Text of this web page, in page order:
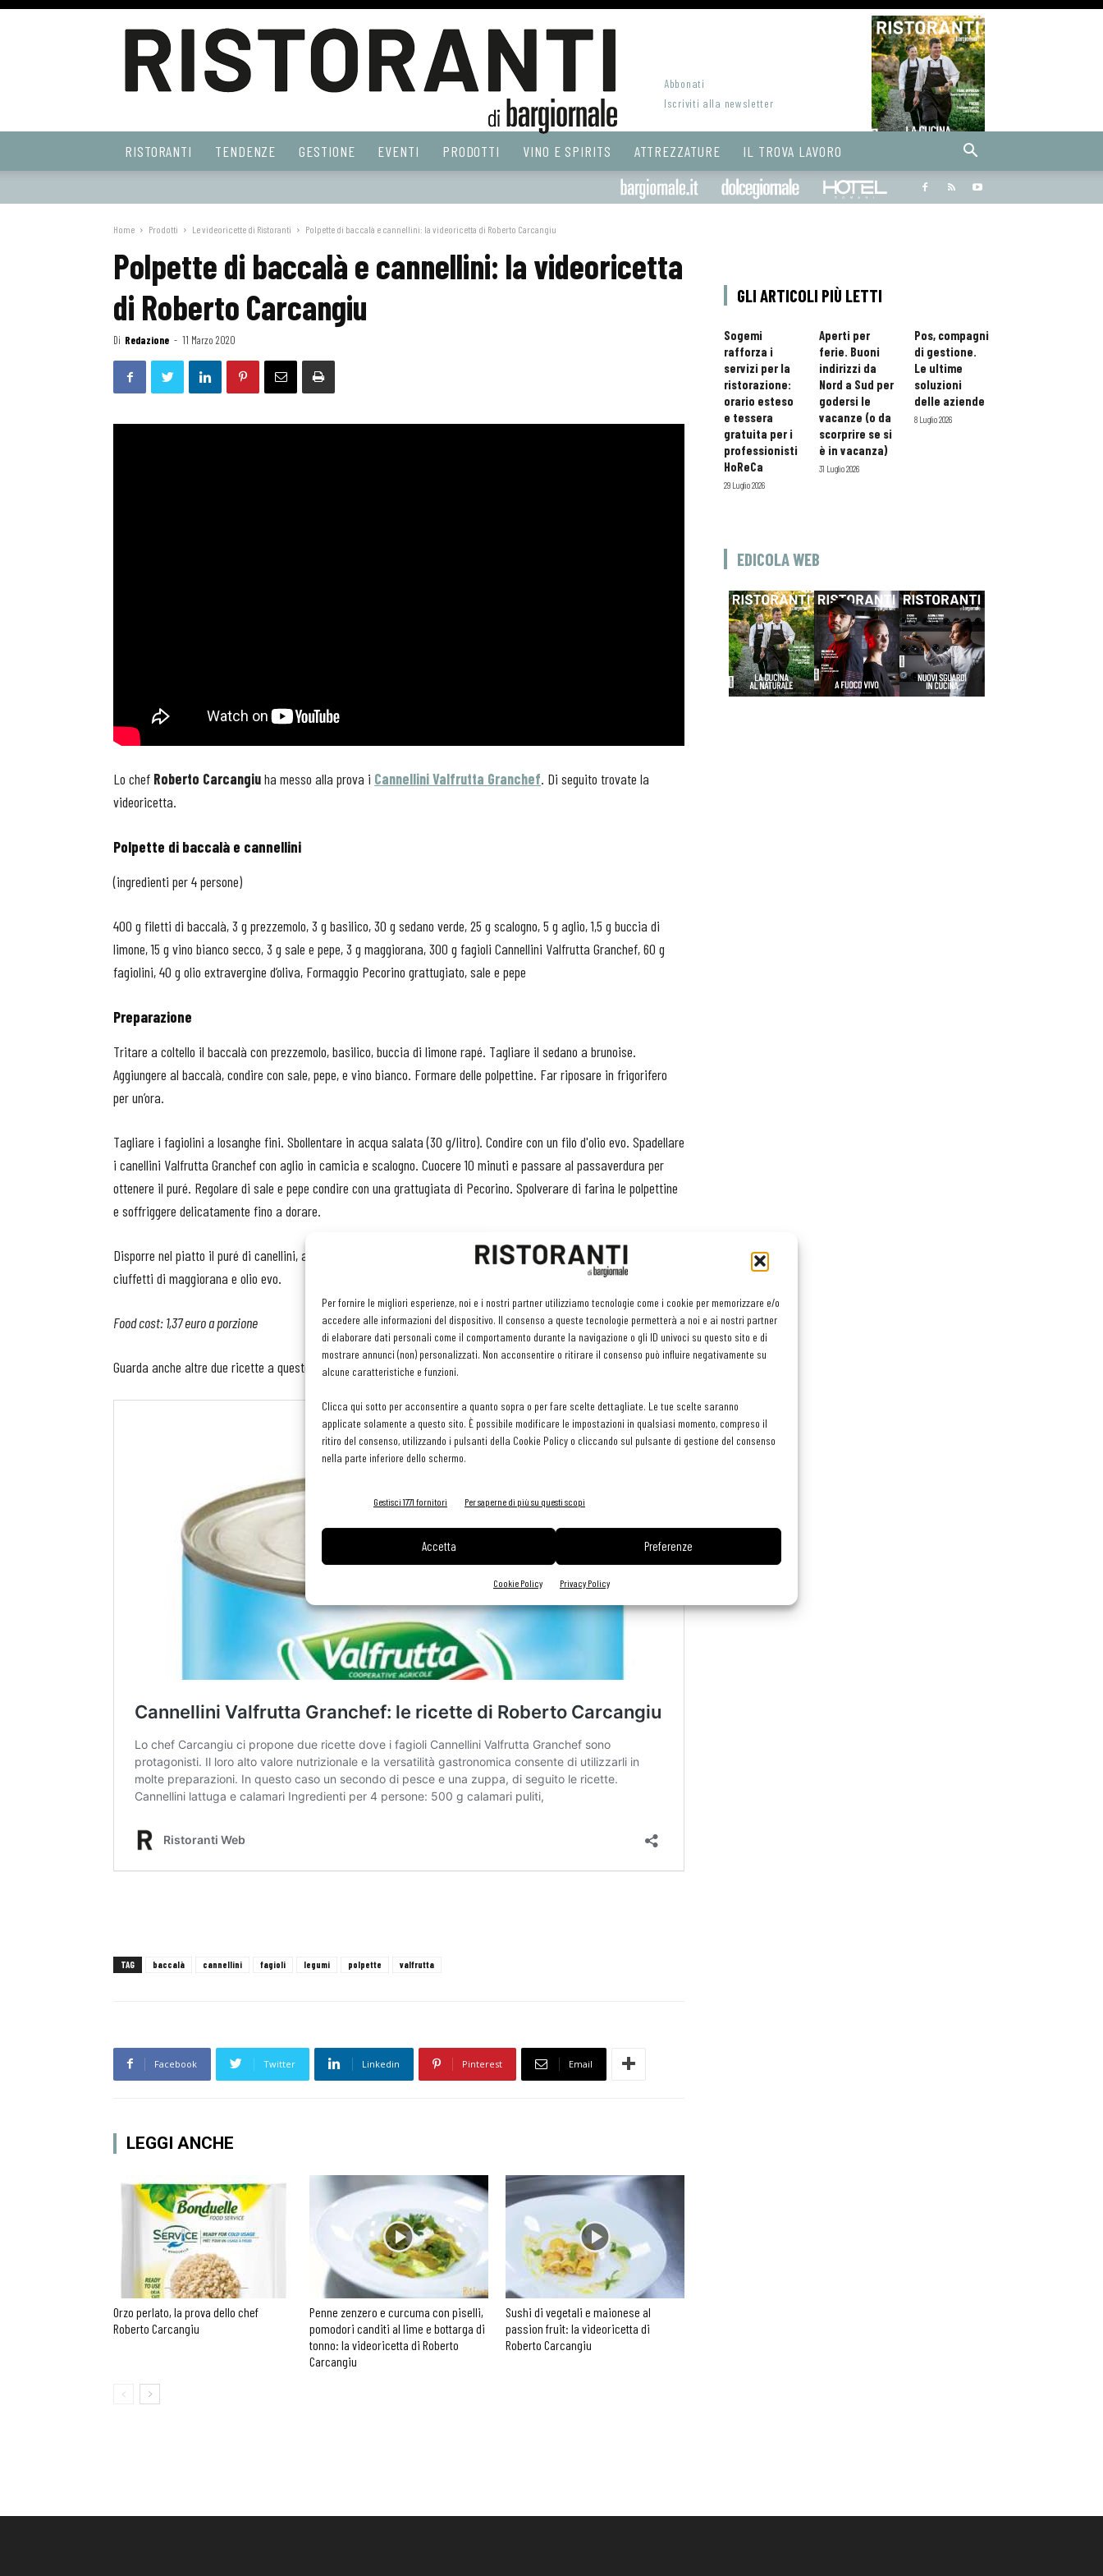
Per fornire le migliori esperienze, noi e i nostri partner utilizziamo tecnologie come i cookie per memorizzare e/o
accedere alle informazioni del dispositivo. Il consenso a queste tecnologie permetterà a noi e ai nostri partner
di elaborare dati personali come il comportamento durante la navigazione o gli ID univoci su questo sito e di
mostrare annunci (non) personalizzati. Non acconsentire o ritirare il consenso può influire negativamente su
alcune caratteristiche e funzioni.
Clicca qui sotto per acconsentire a quanto sopra o per fare scelte dettagliate. Le tue scelte saranno
applicate solamente a questo sito. È possibile modificare le impostazioni in qualsiasi momento, compreso il
ritiro del consenso, utilizzando i pulsanti della Cookie Policy o cliccando sul pulsante di gestione del consenso
nella parte inferiore dello schermo.
Gestisci 1771 fornitori Per saperne di più su questi scopi
Accetta Preferenze
Cookie Policy Privacy Policy
Web
Abbonati
Iscriviti alla newsletter
RISTORANTI TENDENZE GESTIONE EVENTI PRODOTTI VINO E SPIRITS ATTREZZATURE IL TROVA LAVORO
Bargiornale dolcegiornale
Home Prodotti Le videoricette di Ristoranti Polpette di baccalà e cannellini: la videoricetta di Roberto Carcangiu
Polpette di baccalà e cannellini: la videoricetta
di Roberto Carcangiu
Di Redazione - 11 Marzo 2020
Lo chef Roberto Carcangiuha messo alla prova i Cannellini Valfrutta Granchef. Di seguito trovate la
videoricetta.
Polpette di baccalà e cannellini
(ingredienti per 4 persone)
400 g filetti di baccalà, 3 g prezzemolo, 3 g basilico, 30 g sedano verde, 25 g scalogno, 5 g aglio, 1,5 g buccia di
limone, 15 g vino bianco secco, 3 g sale e pepe, 3 g maggiorana, 300 g fagioli Cannellini Valfrutta Granchef, 60 g
fagiolini, 40 g olio extravergine d’oliva, Formaggio Pecorino grattugiato, sale e pepe
Preparazione
Tritare a coltello il baccalà con prezzemolo, basilico, buccia di limone rapé. Tagliare il sedano a brunoise.
Aggiungere al baccalà, condire con sale, pepe, e vino bianco. Formare delle polpettine. Far riposare in frigorifero
per un’ora.
Tagliare i fagiolini a losanghe fini. Sbollentare in acqua salata (30 g/litro). Condire con un filo d'olio evo. Spadellare
i canellini Valfrutta Granchef con aglio in camicia e scalogno. Cuocere 10 minuti e passare al passaverdura per
ottenere il puré. Regolare di sale e pepe condire con una grattugiata di Pecorino. Spolverare di farina le polpettine
e soffriggere delicatamente fino a dorare.
Disporre nel piatto il puré di canellini, aggiungere i fagiolini e le polpettine di baccalà, completare il piatto con
ciuffetti di maggiorana e olio evo.
Food cost: 1,37 euro a porzione
Guarda anche altre due ricette a questo link:
TAG baccalà cannellini fagioli legumi polpette valfrutta
Facebook Twitter Linkedin Pinterest Email
LEGGI ANCHE
Orzo perlato, la prova dello chef
Roberto Carcangiu
Penne zenzero e curcuma con piselli,
pomodori canditi al lime e bottarga di
tonno: la videoricetta di Roberto
Carcangiu
Sushi di vegetali e maionese al
passion fruit: la videoricetta di
Roberto Carcangiu
GLI ARTICOLI PIÙ LETTI
Sogemi
rafforza i
servizi per la
ristorazione:
orario esteso
e tessera
gratuita per i
professionisti
HoReCa
29 Luglio 2026
Aperti per
ferie. Buoni
indirizzi da
Nord a Sud per
godersi le
vacanze (o da
scorprire se si
è in vacanza)
31 Luglio 2026
Pos, compagni
di gestione.
Le ultime
soluzioni
delle aziende
8 Luglio 2026
EDICOLA WEB